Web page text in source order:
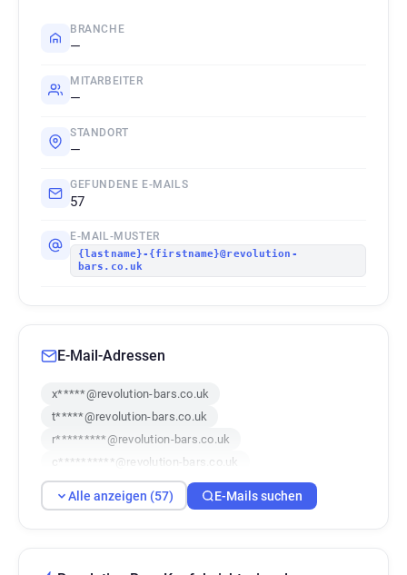
BRANCHE
—
MITARBEITER
—
STANDORT
—
GEFUNDENE E-MAILS
57
E-MAIL-MUSTER
{lastname}-{firstname}@revolution-
bars.co.uk
E-Mail-Adressen
x*****@revolution-bars.co.uk
t*****@revolution-bars.co.uk
r*********@revolution-bars.co.uk
c**********@revolution-bars.co.uk
c******@revolution-bars.co.uk
c******@revolution-bars.co.uk
Alle anzeigen (57) E-Mails suchen